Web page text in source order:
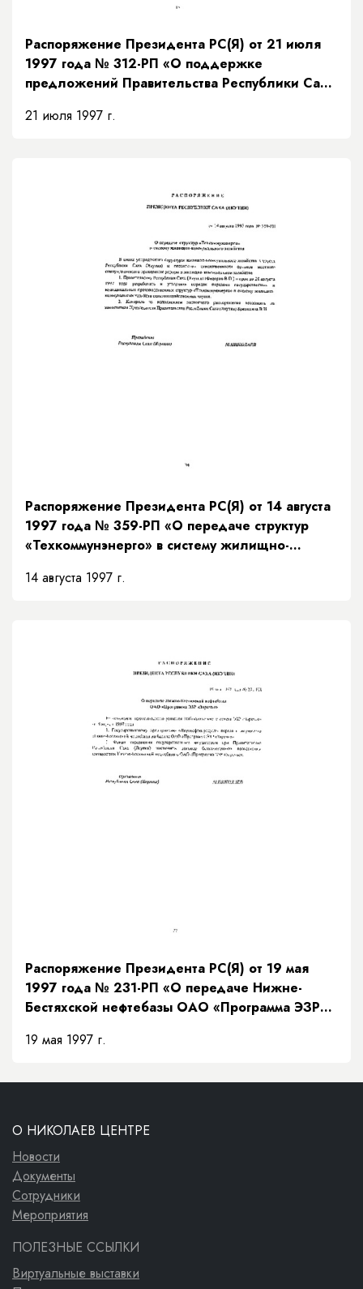
Распоряжение Президента РС(Я) от 21 июля
1997 года № 312-РП «О поддержке
предложений Правительства Республики Саха
бюджета на основании рекомендаций
21 июля 1997 г.
Распоряжение Президента РС(Я) от 14 августа
1997 года № 359-РП «О передаче структур
«Техкоммунэнерго» в систему жилищно-
14 августа 1997 г.
Распоряжение Президента РС(Я) от 19 мая
1997 года № 231-РП «О передаче Нижне-
Бестяхской нефтебазы ОАО «Программа ЭЗР
19 мая 1997 г.
О НИКОЛАЕВ ЦЕНТРЕ
Новости
Документы
Сотрудники
Мероприятия
ПОЛЕЗНЫЕ ССЫЛКИ
Виртуальные выставки